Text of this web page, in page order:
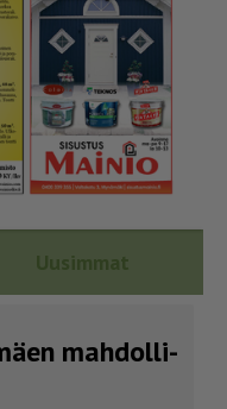
Uusimmat
mahdol­li­